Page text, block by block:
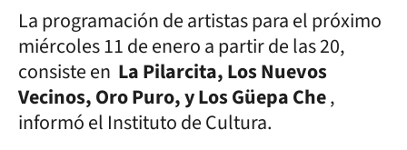
La programación de artistas para el próximo
miércoles 11 de enero a partir de las 20,
consiste en La Pilarcita, Los Nuevos
Vecinos, Oro Puro, y Los Güepa Che,
informó el Instituto de Cultura.